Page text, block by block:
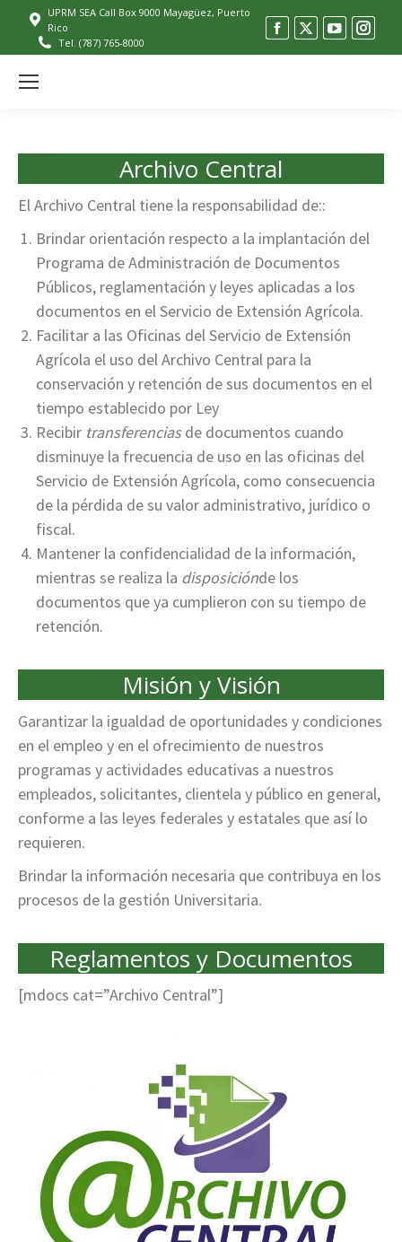
UPRM SEA Call Box 9000 Mayagüez, Puerto
Rico
Tel. (787) 765-8000
Facebook
X
YouTube
Archivo Central
El Archivo Central tiene la responsabilidad de::
Brindar orientación respecto a la implantación del
Programa de Administración de Documentos
Públicos, reglamentación y leyes aplicadas a los
documentos en el Servicio de Extensión Agrícola.
Facilitar a las Oficinas del Servicio de Extensión
Agrícola el uso del Archivo Central para la
conservación y retención de sus documentos en el
tiempo establecido por Ley
Recibir transferenciasde documentos cuando
disminuye la frecuencia de uso en las oficinas del
Servicio de Extensión Agrícola, como consecuencia
de la pérdida de su valor administrativo, jurídico o
fiscal.
Mantener la confidencialidad de la información,
mientras se realiza la disposiciónde los
documentos que ya cumplieron con su tiempo de
retención.
Misión y Visión
Garantizar la igualdad de oportunidades y condiciones
en el empleo y en el ofrecimiento de nuestros
programas y actividades educativas a nuestros
empleados, solicitantes, clientela y público en general,
conforme a las leyes federales y estatales que así lo
requieren.
Brindar la información necesaria que contribuya en los
procesos de la gestión Universitaria.
Reglamentos y Documentos
[mdocs cat=”Archivo Central”]